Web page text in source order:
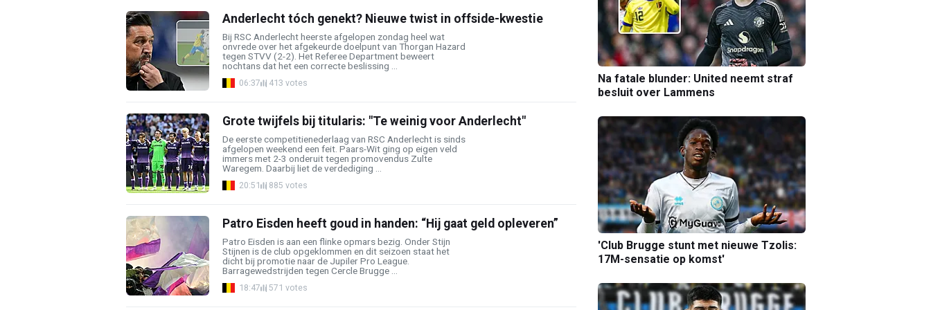
Anderlecht tóch genekt? Nieuwe twist in offside-kwestie
Bij RSC Anderlecht heerste afgelopen zondag heel wat
onvrede over het afgekeurde doelpunt van Thorgan Hazard
tegen STVV (2-2). Het Referee Department beweert
nochtans dat het een correcte beslissing ...
06:37 413 votes
Grote twijfels bij titularis: "Te weinig voor Anderlecht"
De eerste competitienederlaag van RSC Anderlecht is sinds
afgelopen weekend een feit. Paars-Wit ging op eigen veld
immers met 2-3 onderuit tegen promovendus Zulte
Waregem. Daarbij liet de verdediging ...
20:51 885 votes
Patro Eisden heeft goud in handen: “Hij gaat geld opleveren”
Patro Eisden is aan een flinke opmars bezig. Onder Stijn
Stijnen is de club opgeklommen en dit seizoen staat het
dicht bij promotie naar de Jupiler Pro League.
Barragewedstrijden tegen Cercle Brugge ...
18:47 571 votes
Na fatale blunder: United neemt straf
besluit over Lammens
'Club Brugge stunt met nieuwe Tzolis:
17M-sensatie op komst'